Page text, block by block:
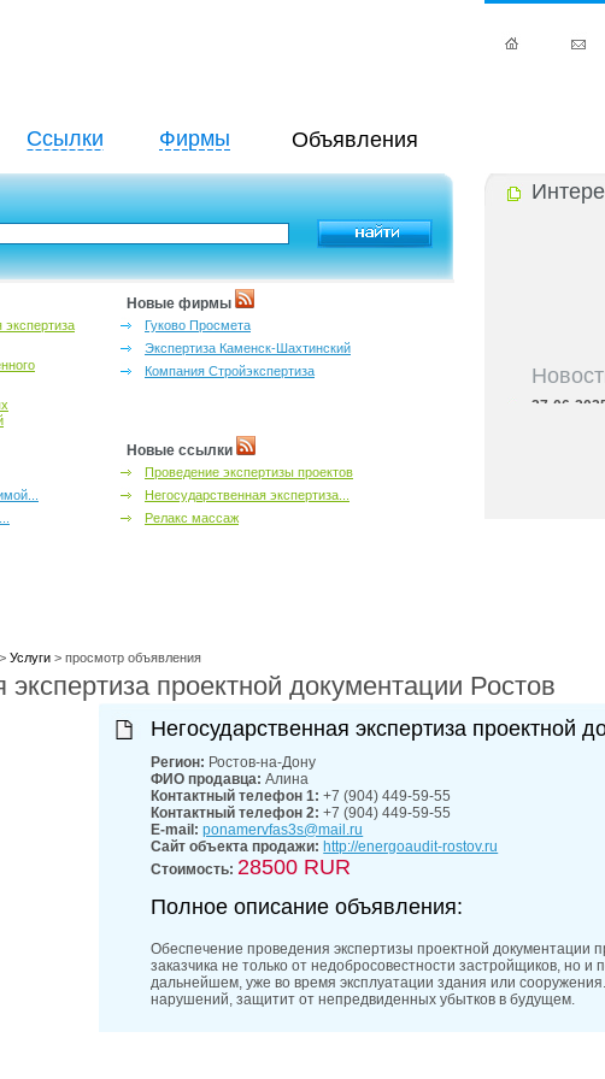
Ссылки Фирмы Объявления
экспертиза
Новые фирмы
Гуково Просмета
Экспертиза Каменск-Шахтинский
Компания Стройэкспертиза
Новые ссылки
Проведение экспертизы проектов
Негосударственная экспертиза...
Релакс массаж
27-06-
29-04-2021
22-07-2014
> Услуги> просмотр объявления
экспертиза проектной документации Ростов
Негосударственная экспертиза проектной
Регион: Ростов-на-Дону
ФИО продавца:Алина
Контактный телефон 1:+7 (904) 449-59-55
Контактный телефон 2:+7 (904) 449-59-55
E-mail:ponamervfas3s@mail.ru
Сайт объекта продажи: http://energoaudit-rostov.ru
Стоимость:28500 RUR
Полное описание объявления:
Обеспечение проведения экспертизы проектной документации
заказчика не только от недобросовестности застройщиков, но
дальнейшем, уже во время эксплуатации здания или
нарушений, защитит от непредвиденных убытков в будущем.